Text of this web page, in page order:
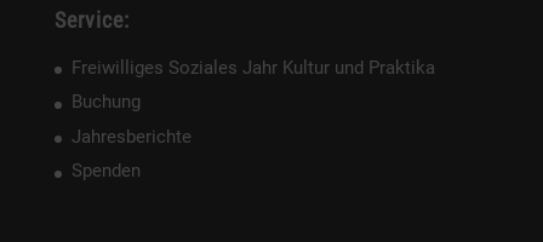
Service:
Freiwilliges Soziales Jahr Kultur und Praktika
Buchung
Jahresberichte
Spenden